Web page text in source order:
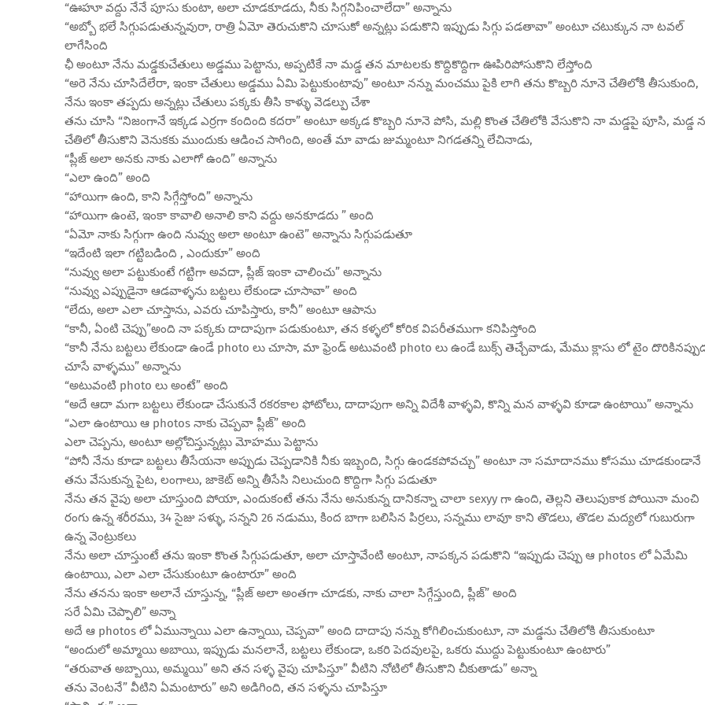
“ఊహూ వద్దు నేనే పూసు కుంటా, అలా చూడకూడదు, నీకు సిగ్గనిపించాలేదా” అన్నాను
“అబ్బో భలే సిగ్గుపడుతున్నవురా, రాత్రి ఏమో తెరుచుకొని చూసుకో అన్నట్లు పడుకొని ఇప్పుడు సిగ్గు పడతావా” అంటూ చటుక్కున నా టవల్
లాగేసింది
ఛీ అంటూ నేను మడ్డకుచేతులు అడ్డము పెట్టాను, అప్పటికే నా మడ్డ తన మాటలకు కొద్దికొద్దిగా ఊపిరిపోసుకొని లేస్తోంది
“అరె నేను చూసిదేలేరా, ఇంకా చేతులు అడ్డము ఏమి పెట్టుకుంటావు” అంటూ నన్ను మంచము పైకి లాగి తను కొబ్బరి నూనె చేతిలోకి తీసుకుంది,
నేను ఇంకా తప్పదు అన్నట్లు చేతులు పక్కకు తీసి కాళ్ళు వెడల్పు చేశా
తను చూసి “నిజంగానే ఇక్కడ ఎర్రగా కందింది కదరా” అంటూ అక్కడ కొబ్బరి నూనె పోసి, మల్లి కొంత చేతిలోకి వేసుకొని నా మడ్డపై పూసి, మడ్డ
చేతిలో తీసుకొని వెనుకకు ముందుకు ఆడించ సాగింది, అంతే మా వాడు జుమ్మంటూ నిగడతన్ని లేచినాడు,
“ప్లీజ్ అలా అనకు నాకు ఎలాగో ఉంది” అన్నాను
“ఎలా ఉంది” అంది
“హాయిగా ఉంది, కాని సిగ్గేస్తోంది” అన్నాను
“హాయిగా ఉంటె, ఇంకా కావాలి అనాలి కాని వద్దు అనకూడదు ” అంది
“ఏమో నాకు సిగ్గుగా ఉంది నువ్వు అలా అంటూ ఉంటె” అన్నాను సిగ్గుపడుతూ
“ఇదేంటి ఇలా గట్టిబడింది , ఎందుకూ” అంది
“నువ్వు అలా పట్టుకుంటే గట్టిగా అవదా, ప్లీజ్ ఇంకా చాలించు” అన్నాను
“నువ్వు ఎప్పుడైనా ఆడవాళ్ళను బట్టలు లేకుండా చూసావా” అంది
“లేదు, అలా ఎలా చూస్తాను, ఎవరు చూపిస్తారు, కానీ” అంటూ ఆపాను
“కానీ, ఏంటి చెప్పు”అంది నా పక్కకు దాదాపుగా పడుకుంటూ, తన కళ్ళలో కోరిక విపరీతముగా కనిపిస్తోంది
“కానీ నేను బట్టలు లేకుండా ఉండే photo లు చూసా, మా ఫ్రెండ్ అటువంటి photo లు ఉండే బుక్స్ తెచ్చేవాడు, మేము క్లాసు లో టైం
చూసే వాళ్ళము” అన్నాను
“అటువంటి photo లు అంటే” అంది
“అదే ఆదా మగా బట్టలు లేకుండా చేసుకునే రకరకాల ఫోటోలు, దాదాపుగా అన్ని విదేశీ వాళ్ళవి, కొన్ని మన వాళ్ళవి కూడా ఉంటాయి” అన్నాను
“ఎలా ఉంటాయి ఆ photos నాకు చెప్పవా ప్లీజ్” అంది
ఎలా చెప్పను, అంటూ అల్లోచిస్తున్నట్లు మోహము పెట్టాను
“పోనీ నేను కూడా బట్టలు తీసేయనా అప్పుడు చెప్పడానికి నీకు ఇబ్బంది, సిగ్గు ఉండకపోవచ్చు” అంటూ నా సమాదానము కోసము చూడకుండానే
తను వేసుకున్న పైట, లంగాలు, జాకెట్ అన్ని తీసేసి నిలుచుంది కొద్దిగా సిగ్గు పడుతూ
నేను తన వైపు అలా చూస్తుంది పోయా, ఎందుకంటే తను నేను అనుకున్న దానికన్నా చాలా sexyy గా ఉంది, తెల్లని తెలుపుకాక పోయినా మంచి
రంగు ఉన్న శరీరము, 34 సైజు సళ్ళు, సన్నని 26 నడుము, కింద బాగా బలిసిన పిర్రలు, సన్నము లావూ కాని తొడలు, తొడల మద్యలో గుబురుగా
ఉన్న వెంట్రుకలు
నేను అలా చూస్తుంటే తను ఇంకా కొంత సిగ్గుపడుతూ, అలా చూస్తావేంటి అంటూ, నాపక్కన పడుకొని “ఇప్పుడు చెప్పు ఆ photos లో ఏమేమి
ఉంటాయి, ఎలా ఎలా చేసుకుంటూ ఉంటారూ” అంది
నేను తనను ఇంకా అలానే చూస్తున్న, “ప్లీజ్ అలా అంతగా చూడకు, నాకు చాలా సిగ్గేస్తుంది, ప్లీజ్” అంది
సరే ఏమి చెప్పాలి” అన్నా
అదే ఆ photos లో ఏమున్నాయి ఎలా ఉన్నాయి, చెప్పవా” అంది దాదాపు నన్ను కోగిలించుకుంటూ, నా మడ్డను చేతిలోకి తీసుకుంటూ
“అందులో అమ్మాయి అబాయి, ఇప్పుడు మనలానే, బట్టలు లేకుండా, ఒకరి పెదవులపై, ఒకరు ముద్దు పెట్టుకుంటూ ఉంటారు”
“తరువాత అబ్బాయి, అమ్మయి” అని తన సళ్ళ వైపు చూపిస్తూ” వీటిని నోటిలో తీసుకొని చీకుతాడు” అన్నా
తను వెంటనే” వీటిని ఏమంటారు” అని అడిగింది, తన సళ్ళను చూపిస్తూ